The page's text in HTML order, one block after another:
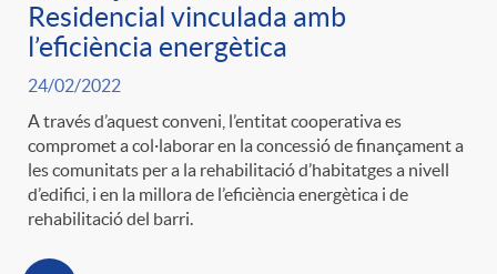
Residencial vinculada amb
l’eficiència energètica
24/02/2022
A través d’aquest conveni, l’entitat cooperativa es
compromet a col·laborar en la concessió de finançament a
les comunitats per a la rehabilitació d’habitatges a nivell
d’edifici, i en la millora de l’eficiència energètica i de
rehabilitació del barri.